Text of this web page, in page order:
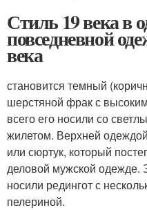
Стиль 19 века в
повседневной
века
становится темный
шерстяной фрак с
всего его носили со
жилетом. Верхней
или сюртук, который
деловой мужской
носили редингот с
пелериной.